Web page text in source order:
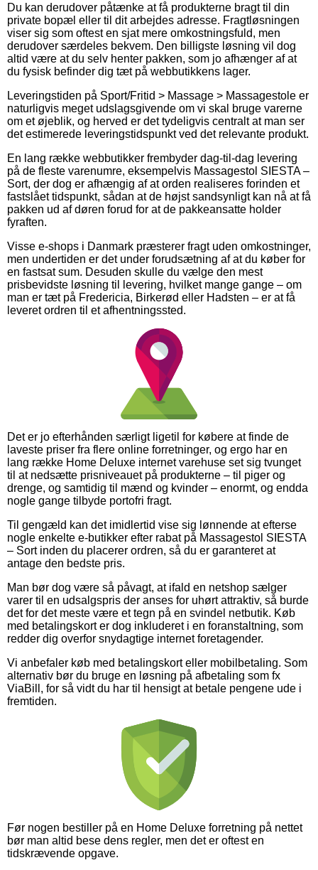
Du kan derudover påtænke at få produkterne bragt til din
private bopæl eller til dit arbejdes adresse. Fragtløsningen
viser sig som oftest en sjat mere omkostningsfuld, men
derudover særdeles bekvem. Den billigste løsning vil dog
altid være at du selv henter pakken, som jo afhænger af at
du fysisk befinder dig tæt på webbutikkens lager.
Leveringstiden på Sport/Fritid > Massage > Massagestole er
naturligvis meget udslagsgivende om vi skal bruge varerne
om et øjeblik, og herved er det tydeligvis centralt at man ser
det estimerede leveringstidspunkt ved det relevante produkt.
En lang række webbutikker frembyder dag-til-dag levering
på de fleste varenumre, eksempelvis Massagestol SIESTA –
Sort, der dog er afhængig af at orden realiseres forinden et
fastslået tidspunkt, sådan at de højst sandsynligt kan nå at få
pakken ud af døren forud for at de pakkeansatte holder
fyraften.
Visse e-shops i Danmark præsterer fragt uden omkostninger,
men undertiden er det under forudsætning af at du køber for
en fastsat sum. Desuden skulle du vælge den mest
prisbevidste løsning til levering, hvilket mange gange – om
man er tæt på Fredericia, Birkerød eller Hadsten – er at få
leveret ordren til et afhentningssted.
Det er jo efterhånden særligt ligetil for købere at finde de
laveste priser fra flere online forretninger, og ergo har en
lang række Home Deluxe internet varehuse set sig tvunget
til at nedsætte prisniveauet på produkterne – til piger og
drenge, og samtidig til mænd og kvinder – enormt, og endda
nogle gange tilbyde portofri fragt.
Til gengæld kan det imidlertid vise sig lønnende at efterse
nogle enkelte e-butikker efter rabat på Massagestol SIESTA
– Sort inden du placerer ordren, så du er garanteret at
antage den bedste pris.
Man bør dog være så påvagt, at ifald en netshop sælger
varer til en udsalgspris der anses for uhørt attraktiv, så burde
det for det meste være et tegn på en svindel netbutik. Køb
med betalingskort er dog inkluderet i en foranstaltning, som
redder dig overfor snydagtige internet foretagender.
Vi anbefaler køb med betalingskort eller mobilbetaling. Som
alternativ bør du bruge en løsning på afbetaling som fx
ViaBill, for så vidt du har til hensigt at betale pengene ude i
fremtiden.
Før nogen bestiller på en Home Deluxe forretning på nettet
bør man altid bese dens regler, men det er oftest en
tidskrævende opgave.